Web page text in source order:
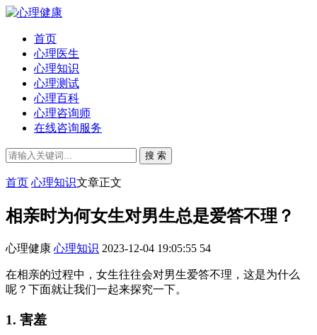
首页
心理医生
心理知识
心理测试
心理百科
心理咨询师
在线咨询服务
搜 索
首页 心理知识文章正文
相亲时为何女生对男生总是爱答不理？
心理健康 心理知识 2023-12-04 19:05:55 54
在相亲的过程中，女生往往会对男生爱答不理，这是为什么
呢？下面就让我们一起来探究一下。
1. 害羞